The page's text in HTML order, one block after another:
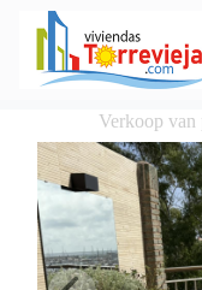
Verkoop van